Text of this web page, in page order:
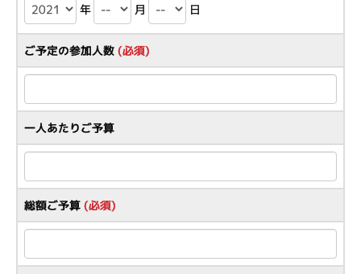
年 月 日
ご予定の参加人数 (必須)
一人あたりご予算
総額ご予算 (必須)